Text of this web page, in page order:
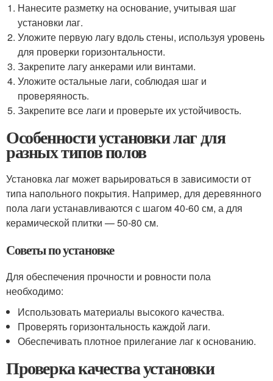
Нанесите разметку на основание, учитывая шаг
установки лаг.
Уложите первую лагу вдоль стены, используя уровень
для проверки горизонтальности.
Закрепите лагу анкерами или винтами.
Уложите остальные лаги, соблюдая шаг и
проверяяность.
Закрепите все лаги и проверьте их устойчивость.
Особенности установки лаг для
разных типов полов
Установка лаг может варьироваться в зависимости от
типа напольного покрытия. Например, для деревянного
пола лаги устанавливаются с шагом 40-60 см, а для
керамической плитки — 50-80 см.
Советы по установке
Для обеспечения прочности и ровности пола
необходимо:
Использовать материалы высокого качества.
Проверять горизонтальность каждой лаги.
Обеспечивать плотное прилегание лаг к основанию.
Проверка качества установки